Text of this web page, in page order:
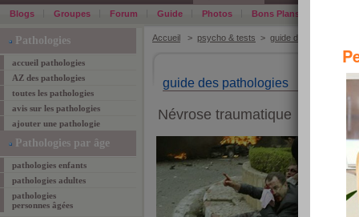
Blogs Groupes Forum Guide Photos Bons Plans
Pathologies
accueil pathologies
AZ des pathologies
toutes les pathologies
avis sur les pathologies
ajouter une pathologie
Pathologies par âge
pathologies enfants
pathologies adultes
pathologies
personnes âgées
Accueil > psycho & tests > guide des pathologies
guide des pathologies
Névrose traumatique
3